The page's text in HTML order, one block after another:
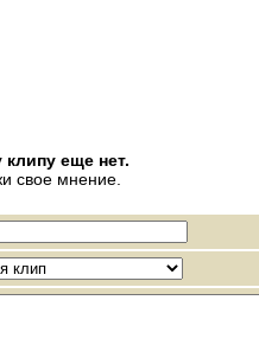
еще нет.
свое мнение.